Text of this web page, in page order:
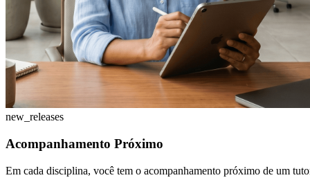
new_releases
Acompanhamento Próximo
Em cada disciplina, você tem o acompanhamento próximo de um